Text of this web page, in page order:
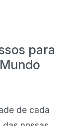
para
de cada